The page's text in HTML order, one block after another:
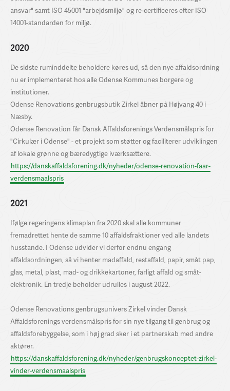
ansvar" samt ISO 45001 "arbejdsmiljø" og re-certificeres efter ISO
14001-standarden for miljø.
2020
De sidste ruminddelte beholdere køres ud, så den nye affaldsordning
nu er implementeret hos alle Odense Kommunes borgere og
institutioner.
Odense Renovations genbrugsbutik Zirkel åbner på Højvang 40 i
Næsby.
Odense Renovation får Dansk Affaldsforenings Verdensmålspris for
"Cirkulær i Odense" - et projekt som støtter og faciliterer udviklingen
af lokale grønne og bæredygtige iværksættere.
https://danskaffaldsforening.dk/nyheder/odense-renovation-faar-
verdensmaalspris
2021
Ifølge regeringens klimaplan fra 2020 skal alle kommuner
fremadrettet hente de samme 10 affaldsfraktioner ved alle landets
husstande. I Odense udvider vi derfor endnu engang
affaldsordningen, så vi henter madaffald, restaffald, papir, småt pap,
glas, metal, plast, mad- og drikkekartoner, farligt affald og småt-
elektronik. En tredje beholder udrulles i august 2022.
Odense Renovations genbrugsunivers Zirkel vinder Dansk
Affaldsforenings verdensmålspris for sin nye tilgang til genbrug og
affaldsforebyggelse, som i høj grad sker i et partnerskab med andre
aktører.
https://danskaffaldsforening.dk/nyheder/genbrugskonceptet-zirkel-
vinder-verdensmaalspris